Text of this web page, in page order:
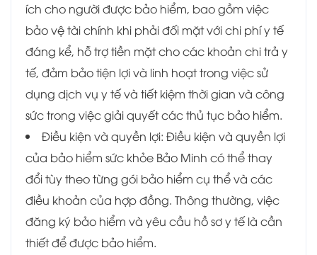
ích cho người được bảo hiểm, bao gồm việc
bảo vệ tài chính khi phải đối mặt với chi phí y tế
đáng kể, hỗ trợ tiền mặt cho các khoản chi trả y
tế, đảm bảo tiện lợi và linh hoạt trong việc sử
dụng dịch vụ y tế và tiết kiệm thời gian và công
sức trong việc giải quyết các thủ tục bảo hiểm.
Điều kiện và quyền lợi: Điều kiện và quyền lợi
của bảo hiểm sức khỏe Bảo Minh có thể thay
đổi tùy theo từng gói bảo hiểm cụ thể và các
điều khoản của hợp đồng. Thông thường, việc
đăng ký bảo hiểm và yêu cầu hồ sơ y tế là cần
thiết để được bảo hiểm.